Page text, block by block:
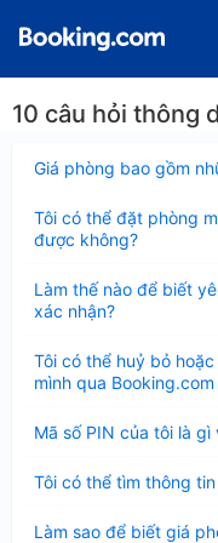
10 câu hỏi thông
Giá phòng bao gồm
thu
Tôi có thể đặt phòng
được không?
thu
gọn
Làm thế nào để biết
xác nhận?
thu
gọn
Tôi có thể huỷ bỏ
mình qua
thu
gọn
Mã số PIN của tôi là
thu
Tôi có thể tìm thông
thu
Làm sao để biết giá
thu